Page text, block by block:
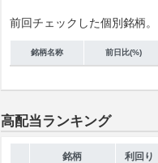
前回チェックした個別銘柄。
銘柄名称 前日比(%)
高配当ランキング
銘柄 利回り